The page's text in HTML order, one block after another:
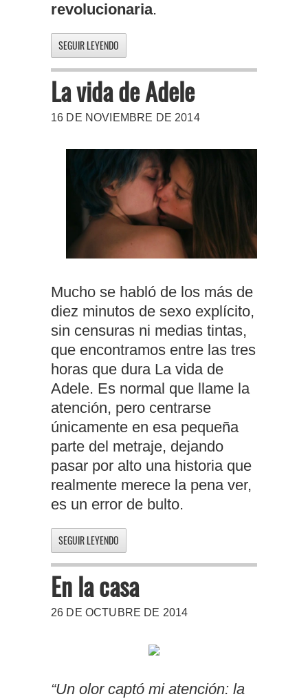
revolucionaria.
SEGUIR LEYENDO
La vida de Adele
16 DE NOVIEMBRE DE 2014
Mucho se habló de los más de
diez minutos de sexo explícito,
sin censuras ni medias tintas,
que encontramos entre las tres
horas que dura La vida de
Adele. Es normal que llame la
atención, pero centrarse
únicamente en esa pequeña
parte del metraje, dejando
pasar por alto una historia que
realmente merece la pena ver,
es un error de bulto.
SEGUIR LEYENDO
En la casa
26 DE OCTUBRE DE 2014
“Un olor captó mi atención: la